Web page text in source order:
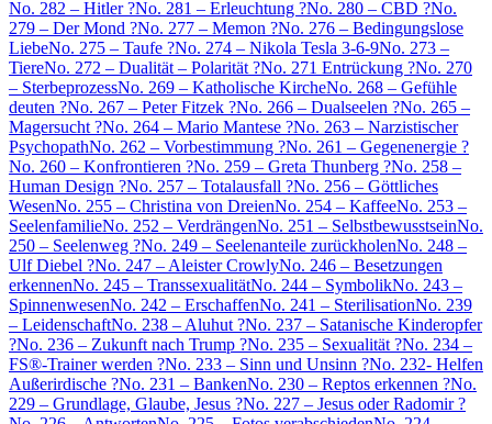
No. 282 – Hitler ?No. 281 – Erleuchtung ?No. 280 – CBD ?No.
279 – Der Mond ?No. 277 – Memon ?No. 276 – Bedingungslose
LiebeNo. 275 – Taufe ?No. 274 – Nikola Tesla 3-6-9No. 273 –
TiereNo. 272 – Dualität – Polarität ?No. 271 Entrückung ?No. 270
– SterbeprozessNo. 269 – Katholische KircheNo. 268 – Gefühle
deuten ?No. 267 – Peter Fitzek ?No. 266 – Dualseelen ?No. 265 –
Magersucht ?No. 264 – Mario Mantese ?No. 263 – Narzistischer
PsychopathNo. 262 – Vorbestimmung ?No. 261 – Gegenenergie ?
No. 260 – Konfrontieren ?No. 259 – Greta Thunberg ?No. 258 –
Human Design ?No. 257 – Totalausfall ?No. 256 – Göttliches
WesenNo. 255 – Christina von DreienNo. 254 – KaffeeNo. 253 –
SeelenfamilieNo. 252 – VerdrängenNo. 251 – SelbstbewusstseinNo.
250 – Seelenweg ?No. 249 – Seelenanteile zurückholenNo. 248 –
Ulf Diebel ?No. 247 – Aleister CrowlyNo. 246 – Besetzungen
erkennenNo. 245 – TranssexualitätNo. 244 – SymbolikNo. 243 –
SpinnenwesenNo. 242 – ErschaffenNo. 241 – SterilisationNo. 239
– LeidenschaftNo. 238 – Aluhut ?No. 237 – Satanische Kinderopfer
?No. 236 – Zukunft nach Trump ?No. 235 – Sexualität ?No. 234 –
FS®-Trainer werden ?No. 233 – Sinn und Unsinn ?No. 232- Helfen
Außerirdische ?No. 231 – BankenNo. 230 – Reptos erkennen ?No.
229 – Grundlage, Glaube, Jesus ?No. 227 – Jesus oder Radomir ?